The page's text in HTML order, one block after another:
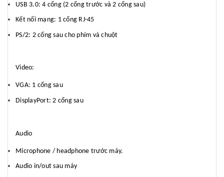
USB 3.0: 4 cổng (2 cổng trước và 2 cổng sau)
Kết nối mạng: 1 cổng RJ-45
PS/2: 2 cổng sau cho phím và chuột
Video:
VGA: 1 cổng sau
DisplayPort: 2 cổng sau
Audio
Microphone / headphone trước máy.
Audio in/out sau máy